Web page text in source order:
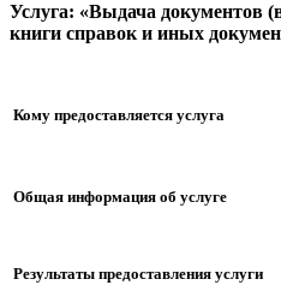
Услуга: «Выдача документов
книги справок и иных
Кому предоставляется услуга
Общая информация об услуге
Результаты предоставления услуги